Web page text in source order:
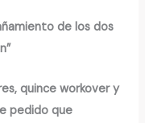
de los dos
quince workover y
pedido que